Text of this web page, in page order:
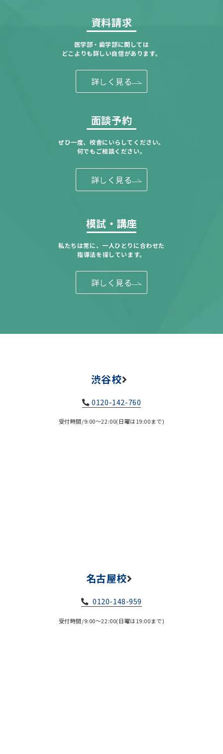
資料請求
医学部・歯学部に関しては
どこよりも詳しい自信があります。
詳しく見る
面談予約
ぜひ一度、校舎にいらしてください。
何でもご相談ください。
詳しく見る
模試・講座
私たちは常に、一人ひとりに合わせた
指導法を探しています。
詳しく見る
渋谷校
0120-142-760
受付時間/9:00～22:00(日曜は19:00まで)
名古屋校
0120-148-959
受付時間/9:00～22:00(日曜は19:00まで)